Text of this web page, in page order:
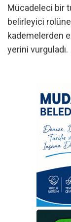
Mücadeleci bir
belirleyici
kademelerden
yerini vurguladı.